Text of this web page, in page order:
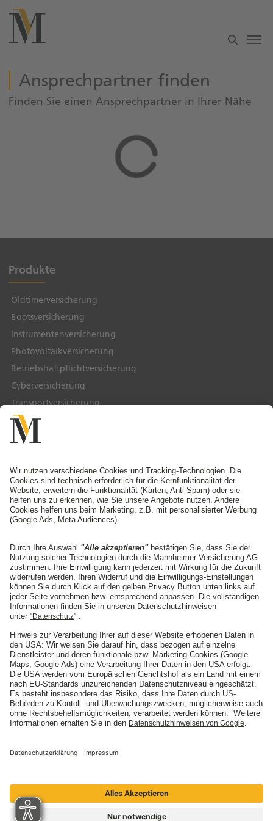
Zum Hauptinhalt springen
Ansprechpartner finden
Finden Sie einen Ansprechpartner in Ihrer Nähe
Produkte
Oldtimerversicherung
Bootsversicherung
Instrumentenversicherung
Photovoltaikversicherung
Betriebshaftpflichtversicherung
Cyberversicherung
Transportversicherung
Service & Kontakt
Ansprechpartner finden
Schaden melden
Adresse ändern
Die Mannheimer
Unternehmen
Karriere
Nachhaltigkeit
Social Media
ARTIMA
ARTIMA
BELMOT